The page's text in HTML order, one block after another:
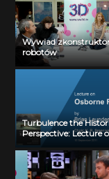
Wywiad
robotów
Turbulence the
Perspective: Lecture
Osbotne Reynolds by
Launder, chair: K.R.
Sreenivasan